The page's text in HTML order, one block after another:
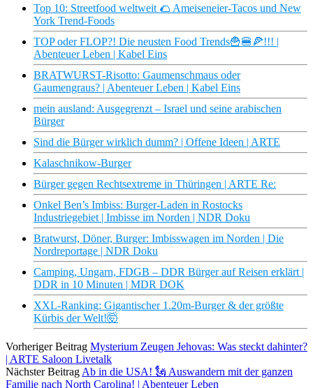
Top 10: Streetfood weltweit 🌮 Ameiseneier-Tacos und New
York Trend-Foods
TOP oder FLOP?! Die neusten Food Trends🍟🍔🍕!!! |
Abenteuer Leben | Kabel Eins
BRATWURST-Risotto: Gaumenschmaus oder
Gaumengraus? | Abenteuer Leben | Kabel Eins
mein ausland: Ausgegrenzt – Israel und seine arabischen
Bürger
Sind die Bürger wirklich dumm? | Offene Ideen | ARTE
Kalaschnikow-Burger
Bürger gegen Rechtsextreme in Thüringen | ARTE Re:
Onkel Ben’s Imbiss: Burger-Laden in Rostocks
Industriegebiet | Imbisse im Norden | NDR Doku
Bratwurst, Döner, Burger: Imbisswagen im Norden | Die
Nordreportage | NDR Doku
Camping, Ungarn, FDGB – DDR Bürger auf Reisen erklärt |
DDR in 10 Minuten | MDR DOK
XXL-Ranking: Gigantischer 1.20m-Burger & der größte
Kürbis der Welt!🤯
Vorheriger Beitrag Mysterium Zeugen Jehovas: Was steckt dahinter?
| ARTE Saloon Livetalk
Nächster Beitrag Ab in die USA! 🗽 Auswandern mit der ganzen
Familie nach North Carolina! | Abenteuer Leben